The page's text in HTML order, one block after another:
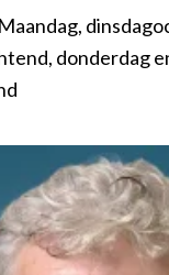
donderdag